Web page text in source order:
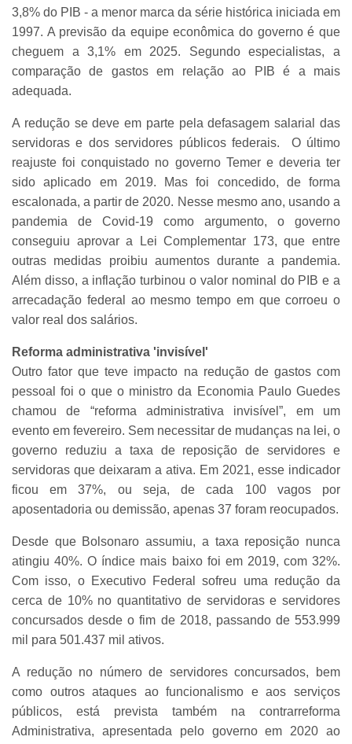
3,8% do PIB - a menor marca da série histórica iniciada em
1997. A previsão da equipe econômica do governo é que
cheguem a 3,1% em 2025. Segundo especialistas, a
comparação de gastos em relação ao PIB é a mais
adequada.
A redução se deve em parte pela defasagem salarial das
servidoras e dos servidores públicos federais. O último
reajuste foi conquistado no governo Temer e deveria ter
sido aplicado em 2019. Mas foi concedido, de forma
escalonada, a partir de 2020. Nesse mesmo ano, usando a
pandemia de Covid-19 como argumento, o governo
conseguiu aprovar a Lei Complementar 173, que entre
outras medidas proibiu aumentos durante a pandemia.
Além disso, a inflação turbinou o valor nominal do PIB e a
arrecadação federal ao mesmo tempo em que corroeu o
valor real dos salários.
Reforma administrativa 'invisível'
Outro fator que teve impacto na redução de gastos com
pessoal foi o que o ministro da Economia Paulo Guedes
chamou de “reforma administrativa invisível”, em um
evento em fevereiro. Sem necessitar de mudanças na lei, o
governo reduziu a taxa de reposição de servidores e
servidoras que deixaram a ativa. Em 2021, esse indicador
ficou em 37%, ou seja, de cada 100 vagos por
aposentadoria ou demissão, apenas 37 foram reocupados.
Desde que Bolsonaro assumiu, a taxa reposição nunca
atingiu 40%. O índice mais baixo foi em 2019, com 32%.
Com isso, o Executivo Federal sofreu uma redução da
cerca de 10% no quantitativo de servidoras e servidores
concursados desde o fim de 2018, passando de 553.999
mil para 501.437 mil ativos.
A redução no número de servidores concursados, bem
como outros ataques ao funcionalismo e aos serviços
públicos, está prevista também na contrarreforma
Administrativa, apresentada pelo governo em 2020 ao